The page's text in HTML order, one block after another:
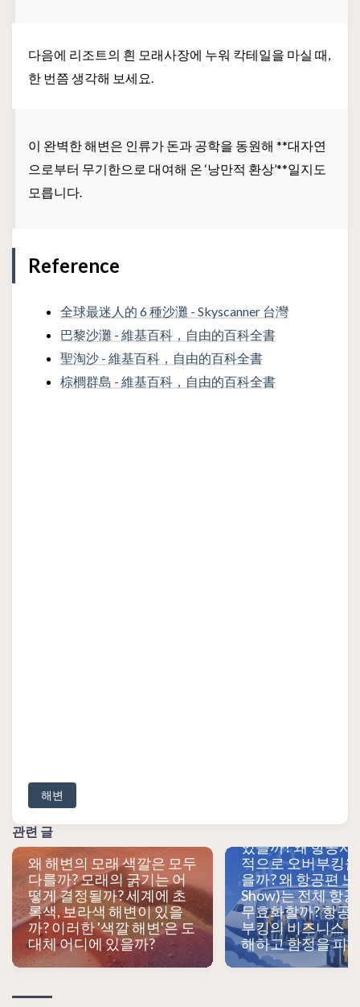
다음에 리조트의 흰 모래사장에 누워 칵테일을 마실 때,
한 번쯤 생각해 보세요.
이 완벽한 해변은 인류가 돈과 공학을 동원해 **대자연
으로부터 무기한으로 대여해 온 ‘낭만적 환상’**일지도
모릅니다.
Reference
全球最迷人的 6 種沙灘 - Skyscanner 台灣
巴黎沙灘 - 維基百科，自由的百科全書
聖淘沙 - 維基百科，自由的百科全書
棕櫚群島 - 維基百科，自由的百科全書
해변
관련 글
왜 해변의 모래 색깔은 모두
다를까? 모래의 굵기는 어
떻게 결정될까? 세계에 초
록색, 보라색 해변이 있을
까? 이러한 '색깔 해변'은 도
대체 어디에 있을까?
있을까? 왜 항공사
적으로 오버부킹
을까? 왜 항공편
Show)는 전체 항
무효화할까? 항공
부킹의 비즈니스
해하고 함정을 피